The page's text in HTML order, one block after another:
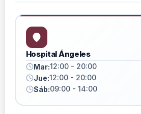
Hospital Ángeles
Mar:12:00 - 20:00
Jue:12:00 - 20:00
Sáb:09:00 - 14:00